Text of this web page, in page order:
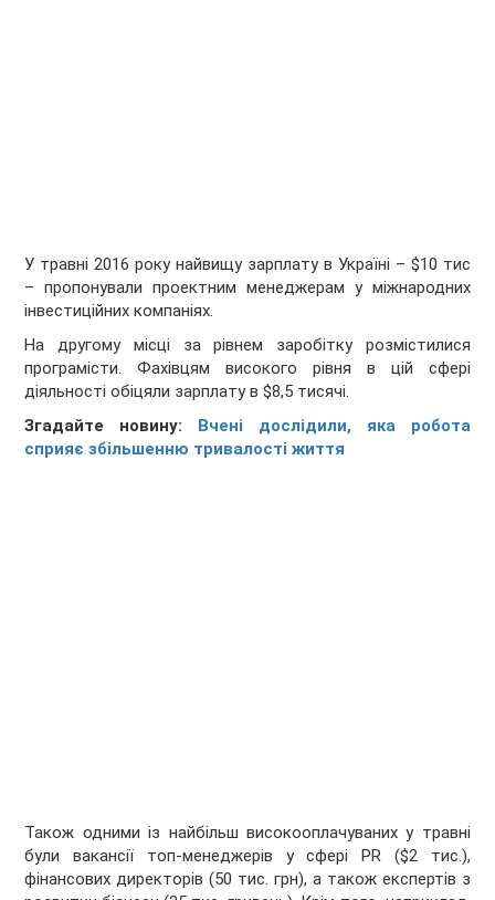
У травні 2016 року найвищу зарплату в Україні – $10 тис
– пропонували проектним менеджерам у міжнародних
інвестиційних компаніях.
На другому місці за рівнем заробітку розмістилися
програмісти. Фахівцям високого рівня в цій сфері
діяльності обіцяли зарплату в $8,5 тисячі.
Згадайте новину: Вчені дослідили, яка робота
сприяє збiльшенню тривалостi життя
Також одними із найбільш високооплачуваних у травні
були вакансії топ-менеджерів у сфері PR ($2 тис.),
фінансових директорів (50 тис. грн), а також експертів з